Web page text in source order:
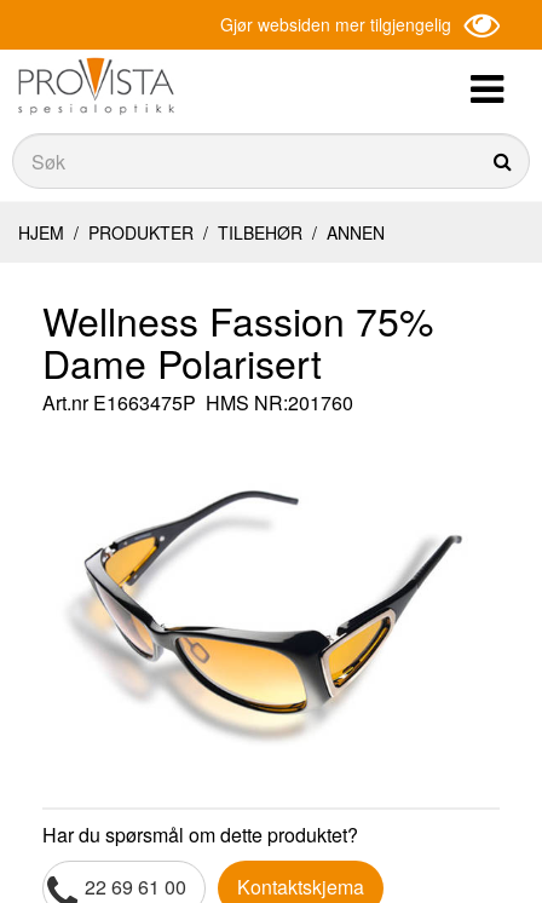
Gjør websiden mer tilgjengelig
Søk
Søk
HJEM / PRODUKTER / TILBEHØR / ANNEN
Wellness Fassion 75%
Dame Polarisert
Art.nrE1663475P HMS NR:201760
Har du spørsmål om dette produktet?
22 69 61 00
Kontaktskjema